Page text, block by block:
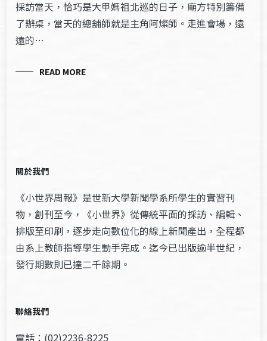
採訪當天，恰巧是大甲媽祖北巡的日子，廟方特別籌備
了辦桌，當天的總舖師就是主角阿燦師。走進會場，遠
遠的…
READ MORE
關於我們
《小世界周報》是世新大學新聞學系所學生的實習刊
物，創刊至今，《小世界》從傳統平面的採訪、編輯、
排版至印刷，逐步走向數位化的線上新聞產出，全程都
由系上教師指導學生動手完成。迄今已出版逾半世紀，
發行期數則已達二千餘期。
聯絡我們
電話：(02)2236-8225